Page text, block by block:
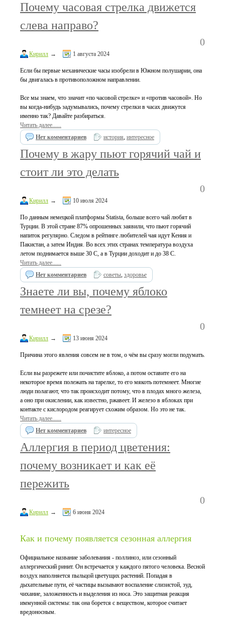
Почему часовая стрелка движется
слева направо?
0
Кирилл → 1 августа 2024
Если бы первые механические часы изобрели в Южном полушарии, она
бы двигалась в противоположном направлении.
Все мы знаем, что значит «по часовой стрелке» и «против часовой». Но
вы когда-нибудь задумывались, почему стрелки в часах движутся
именно так? Давайте разбираться.
Читать далее......
Нет комментариев
история, интересное
Почему в жару пьют горячий чай и
стоит ли это делать
0
Кирилл → 10 июля 2024
По данным немецкой платформы Statista, больше всего чай любят в
Турции. В этой стране 87% опрошенных заявили, что пьют горячий
напиток регулярно. Следом в рейтинге любителей чая идут Кения и
Пакистан, а затем Индия. Во всех этих странах температура воздуха
летом поднимается выше 30 С, а в Турции доходит и до 38 С.
Читать далее......
Нет комментариев
советы, здоровье
Знаете ли вы, почему яблоко
темнеет на срезе?
0
Кирилл → 13 июня 2024
Причина этого явления совсем не в том, о чём вы сразу могли подумать.
Если вы разрежете или почистите яблоко, а потом оставите его на
некоторое время полежать на тарелке, то его мякоть потемнеет. Многие
люди полагают, что так происходит потому, что в плодах много железа,
а оно при окислении, как известно, ржавеет. И железо в яблоках при
контакте с кислородом реагирует схожим образом. Но это не так.
Читать далее......
Нет комментариев
интересное
Аллергия в период цветения:
почему возникает и как её
пережить
0
Кирилл → 6 июня 2024
Как и почему появляется сезонная аллергия
Официальное название заболевания - поллиноз, или сезонный
аллергический ринит. Он встречается у каждого пятого человека. Весной
воздух наполняется пыльцой цветущих растений. Попадая в
дыхательные пути, её частицы вызывают воспаление слизистой, зуд,
чихание, заложенность и выделения из носа. Это защитная реакция
иммунной системы: так она борется с веществом, которое считает
вредоносным.